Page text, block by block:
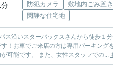
分
防犯カメラ
敷地内ごみ置
閑静な住宅地
ス沿いスターバックスさんから徒歩１
！お車でご来店の方は専用パーキング
可能です。 また、女性スタッフでの...